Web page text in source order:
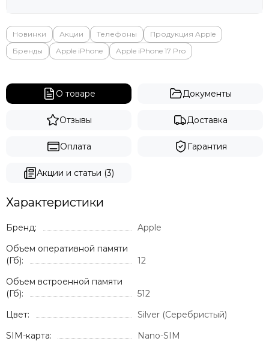
Новинки Акции Телефоны
Продукция Apple
Бренды
Apple iPhone Apple iPhone 17 Pro
О товаре Документы
Отзывы Доставка
Оплата Гарантия
Акции и статьи (3)
Характеристики
Бренд:
Apple
Объем оперативной памяти
(Гб):
12
Объем встроенной памяти
(Гб):
512
Цвет:
Silver (Серебристый)
SIM-карта:
Nano-SIM